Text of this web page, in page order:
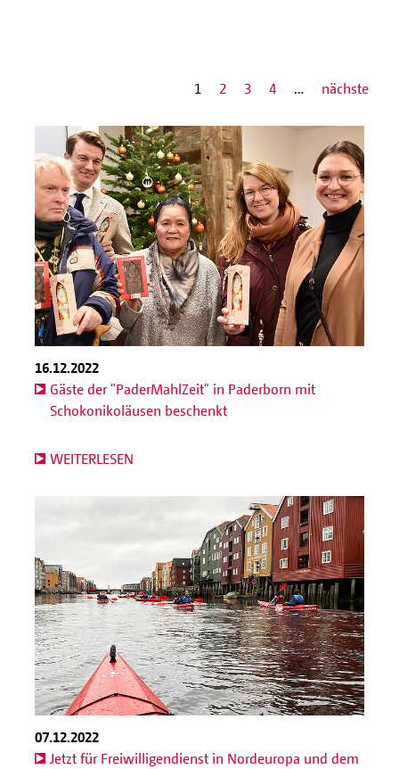
1 2 3 4 … nächste
16.12.2022
Gäste der "PaderMahlZeit" in Paderborn mit
Schokonikoläusen beschenkt
WEITERLESEN
07.12.2022
Jetzt für Freiwilligendienst in Nordeuropa und dem